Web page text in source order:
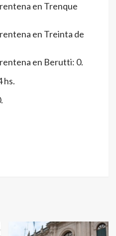
en Trenque
en Treinta de
en Berutti: 0.
hs.